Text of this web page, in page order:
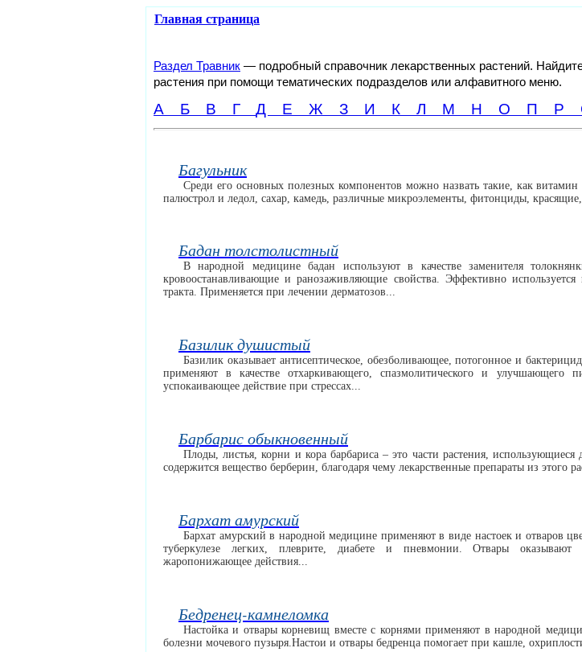
Главная страница
Раздел Травник — подробный справочник лекарственных растений.
растения при помощи тематических подразделов или алфавитного меню.
А Б В Г Д Е Ж З И К Л М Н О П Р
Багульник
Среди его основных полезных компонентов можно назвать такие, как
палюстрол и ледол, сахар, камедь, различные микроэлементы, фитонциды,
Бадан толстолистный
В народной медицине бадан используют в качестве заменителя
кровоостанавливающие и ранозаживляющие свойства. Эффективно
тракта. Применяется при лечении дерматозов...
Базилик душистый
Базилик оказывает антисептическое, обезболивающее, потогонное и
применяют в качестве отхаркивающего, спазмолитического и улучшающего
успокаивающее действие при стрессах...
Барбарис обыкновенный
Плоды, листья, корни и кора барбариса – это части растения, использующиеся
содержится вещество берберин, благодаря чему лекарственные препараты из этого
Бархат амурский
Бархат амурский в народной медицине применяют в виде настоек и отваров
туберкулезе легких, плеврите, диабете и пневмонии. Отвары оказывают
жаропонижающее действия...
Бедренец-камнеломка
Настойка и отвары корневищ вместе с корнями применяют в народной
болезни мочевого пузыря.Настои и отвары бедренца помогает при кашле,